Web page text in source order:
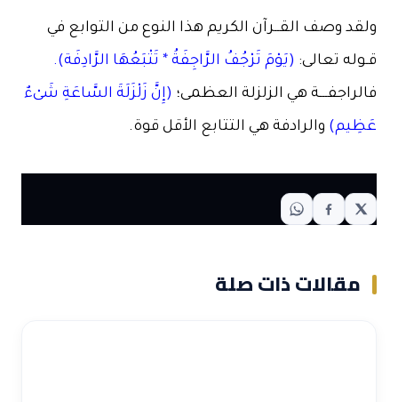
ولقد وصف القــرآن الكريم هذا النوع من التوابع في
قـوله تعالى: (يَوْمَ تَرْجُفُ الرَّاجِفَةُ * تَتْبَعُهَا الرَّادِفَة).
فالراجفـــة هي الزلزلة العظمى؛ (إِنَّ زَلْزَلَةَ السَّاعَةِ شَىْءٌ
عَظِيم) والرادفة هي التتابع الأقل قوة.
مقالات ذات صلة